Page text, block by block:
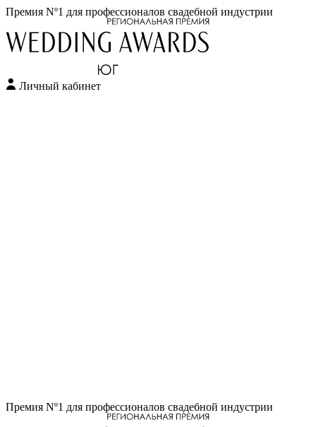
Премия Nº1 для профессионалов свадебной индустрии
Личный кабинет
Перейти
Премия Nº1 для профессионалов свадебной индустрии